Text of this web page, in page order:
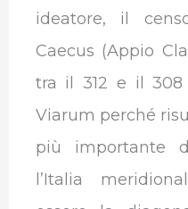
ideatore, il
Caecus (Appio
tra il 312 e il 308
Viarum perché
più importante
l’Italia